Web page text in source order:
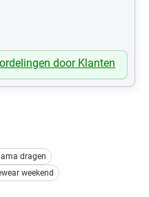
door Klanten
dragen
weekend